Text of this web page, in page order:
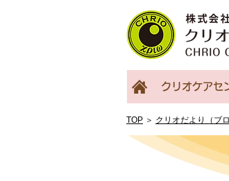
クリオケアセン
TOP ＞ クリオだより（ブロ